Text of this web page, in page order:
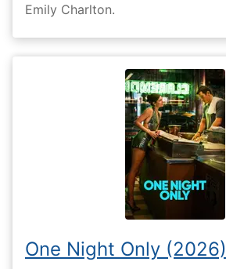
Emily Charlton.
One Night Only (2026)